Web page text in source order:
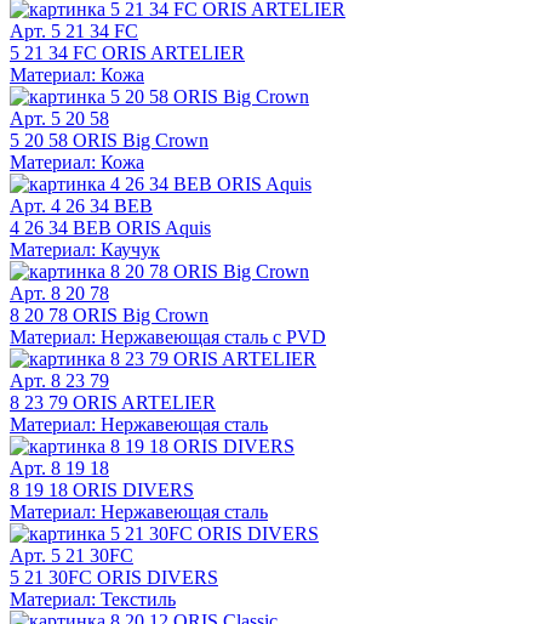
Арт. 5 21 34 FC
5 21 34 FC ORIS ARTELIER
Материал: Кожа
Арт. 5 20 58
5 20 58 ORIS Big Crown
Материал: Кожа
Арт. 4 26 34 BEB
4 26 34 BEB ORIS Aquis
Материал: Каучук
Арт. 8 20 78
8 20 78 ORIS Big Crown
Материал: Нержавеющая сталь с PVD
Арт. 8 23 79
8 23 79 ORIS ARTELIER
Материал: Нержавеющая сталь
Арт. 8 19 18
8 19 18 ORIS DIVERS
Материал: Нержавеющая сталь
Арт. 5 21 30FC
5 21 30FC ORIS DIVERS
Материал: Текстиль